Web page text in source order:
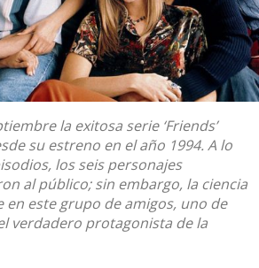
la exitosa serie ‘Friends’
su estreno en el año 1994. A lo
los seis personajes
al público; sin embargo, la ciencia
este grupo de amigos, uno de
verdadero protagonista de la